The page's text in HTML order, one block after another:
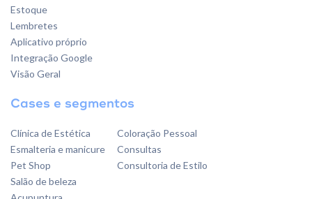
Estoque
Lembretes
Aplicativo próprio
Integração Google
Visão Geral
Cases e segmentos
Clínica de Estética
Esmalteria e manicure
Pet Shop
Salão de beleza
Coloração Pessoal
Consultas
Consultoria de Estilo